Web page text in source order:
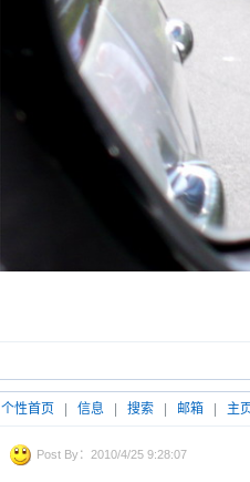
个性首页 信息 搜索 邮箱 主
Post By：2010/4/25 9:28:07